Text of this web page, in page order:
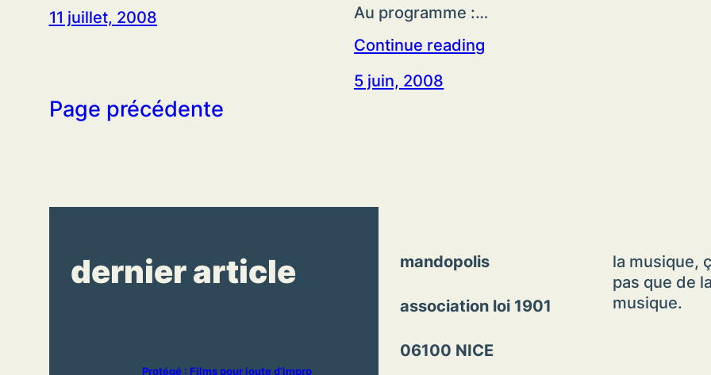
11 juillet, 2008
Au programme :…
Continue reading
5 juin, 2008
Page précédente
dernier article
Protégé : Films pour joute d’impro
mandopolis
association loi 1901
06100 NICE
la musique,
pas que de la
musique.